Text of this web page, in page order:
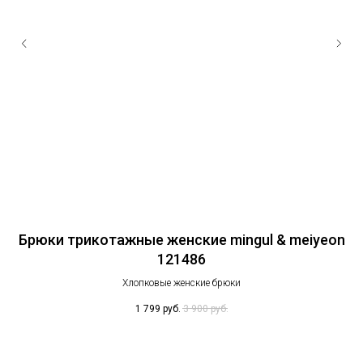
Брюки трикотажные женские mingul & meiyeon
121486
Хлопковые женские брюки
1 799 руб. 3 900 руб.